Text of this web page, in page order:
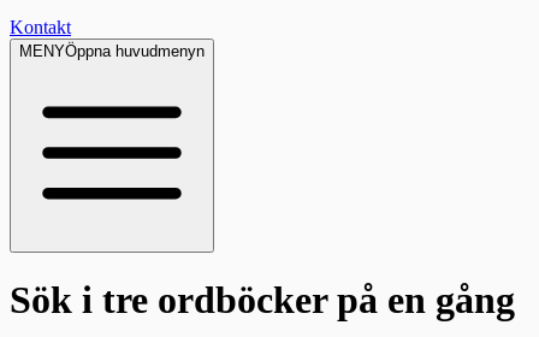
Kontakt
MENYÖppna huvudmenyn
Sök i tre ordböckerpå en gång